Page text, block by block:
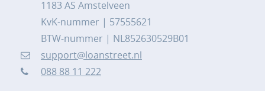
1183 AS Amstelveen
KvK-nummer | 57555621
BTW-nummer | NL852630529B01
support@loanstreet.nl
088 88 11 222